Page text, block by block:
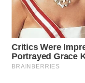
WAHANA
ADVOKAT
WAHANA
INFRASTRUKTUR